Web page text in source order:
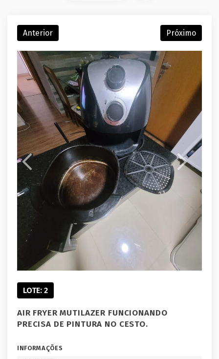
Anterior Próximo
LOTE: 2
AIR FRYER MUTILAZER FUNCIONANDO
PRECISA DE PINTURA NO CESTO.
INFORMAÇÕES